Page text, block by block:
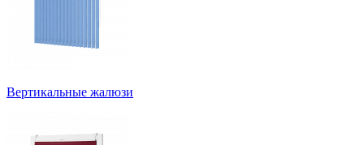
Вертикальные жалюзи